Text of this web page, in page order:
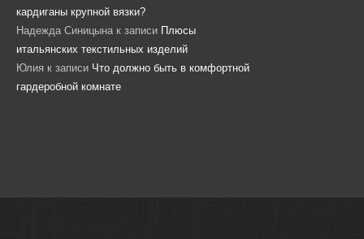
кардиганы крупной вязки?
Надежда Синицына к записи Плюсы
итальянских текстильных изделий
Юлия к записи Что должно быть в комфортной
гардеробной комнате